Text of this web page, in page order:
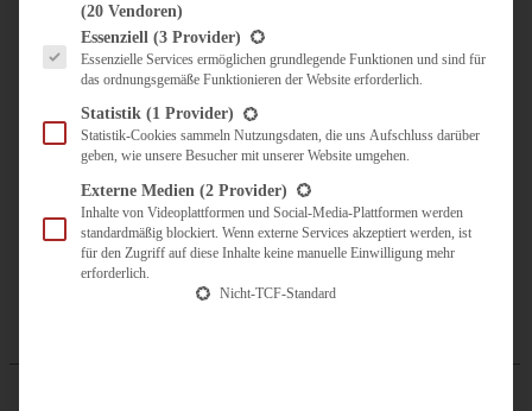
UNTERWEGS
KULINARISCH UNTERWEGS
ÜBER MICH
ZUSAMMENARBEIT
(20 Vendoren)
Es folgt eine Liste der Service-Gruppen, für die eine Einwilligung erteilt werden
Essenziell (3 Provider)
Essenzielle Services ermöglichen grundlegende Funktionen und sind für
das ordnungsgemäße Funktionieren der Website erforderlich.
Statistik (1 Provider)
Statistik-Cookies sammeln Nutzungsdaten, die uns Aufschluss darüber
geben, wie unsere Besucher mit unserer Website umgehen.
Externe Medien (2 Provider)
Inhalte von Videoplattformen und Social-Media-Plattformen werden
standardmäßig blockiert. Wenn externe Services akzeptiert werden, ist
für den Zugriff auf diese Inhalte keine manuelle Einwilligung mehr
erforderlich.
Nicht-TCF-Standard